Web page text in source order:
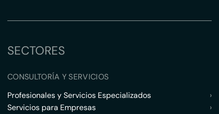
SECTORES
CONSULTORÍA Y SERVICIOS
Profesionales y Servicios Especializados
›
Servicios para Empresas
›